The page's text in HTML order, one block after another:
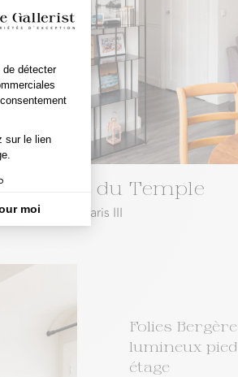
Carreau du Temple
Paris III
Folies
lumineux
étage